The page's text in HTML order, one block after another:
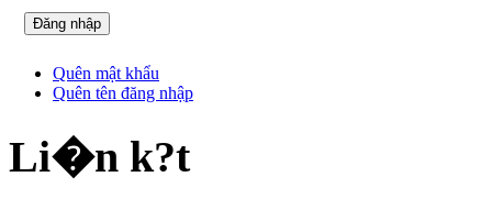
Quên mật khẩu
Quên tên đăng nhập
Li�n k?t